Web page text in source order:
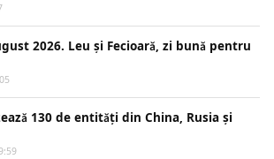
2026. Leu și Fecioară, zi bună pentru
130 de entități din China, Rusia și